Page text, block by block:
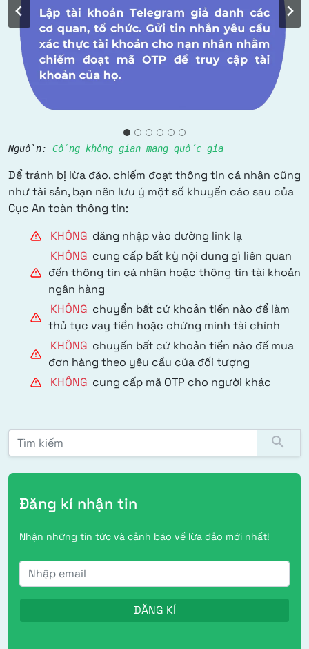
Nguồn: Cổng không gian mạng quốc gia
Để tránh bị lừa đảo, chiếm đoạt thông tin cá nhân cũng
như tài sản, bạn nên lưu ý một số khuyến cáo sau của
Cục An toàn thông tin:
KHÔNG đăng nhập vào đường link lạ
KHÔNG cung cấp bất kỳ nội dung gì liên quan
đến thông tin cá nhân hoặc thông tin tài khoản
ngân hàng
KHÔNG chuyển bất cứ khoản tiền nào để làm
thủ tục vay tiền hoặc chứng minh tài chính
KHÔNG chuyển bất cứ khoản tiền nào để mua
đơn hàng theo yêu cầu của đối tượng
KHÔNG cung cấp mã OTP cho người khác
Tìm kiếm: search
Đăng kí nhận tin
Nhận những tin tức và cảnh báo về lừa đảo mới nhất!